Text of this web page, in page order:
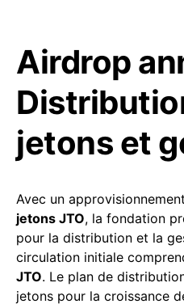
Airdrop
jetons et
Avec un
jetons JTO, la fondation
pour la distribution et la
circulation initiale
JTO. Le plan de
jetons pour la croissance